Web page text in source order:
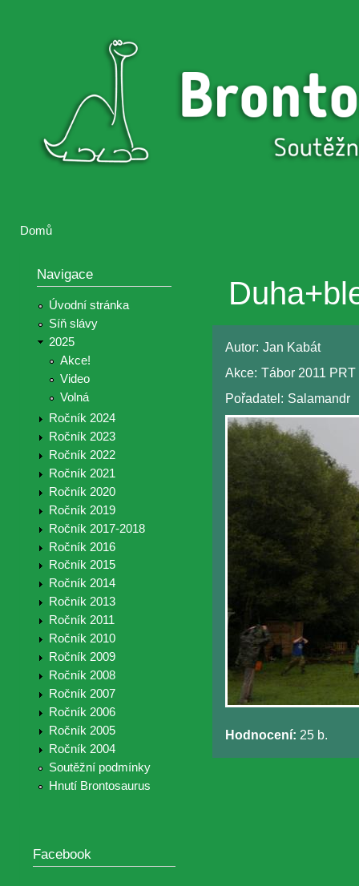
Brontosaurus
Brontosaurus
Domů
Navigace
Úvodní stránka
Síň slávy
2025
Akce!
Video
Volná
Ročník 2024
Ročník 2023
Ročník 2022
Ročník 2021
Ročník 2020
Ročník 2019
Ročník 2017-2018
Ročník 2016
Ročník 2015
Ročník 2014
Ročník 2013
Ročník 2011
Ročník 2010
Ročník 2009
Ročník 2008
Ročník 2007
Ročník 2006
Ročník 2005
Ročník 2004
Soutěžní podmínky
Hnutí Brontosaurus
Facebook
Autor: Jan Kabát
Akce: Tábor 2011
Pořadatel: Salamandr
Hodnocení: 25 b.